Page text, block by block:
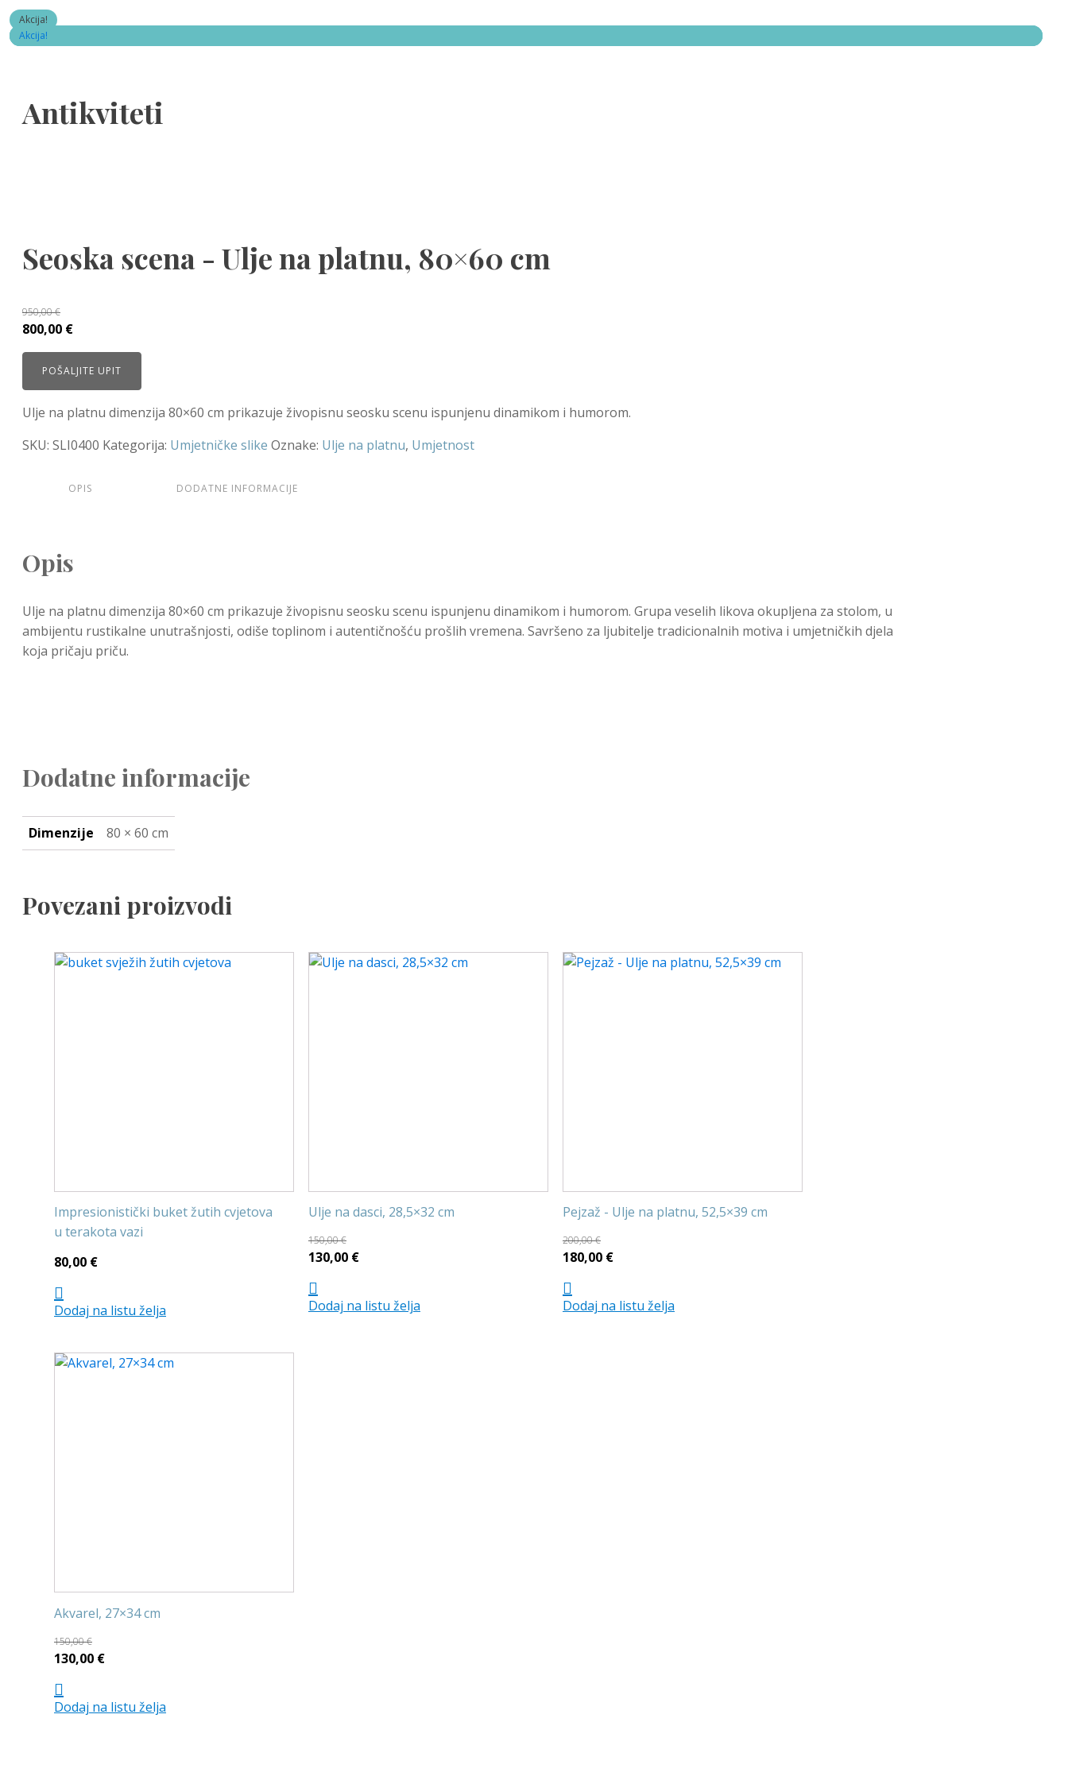
Antikviteti
Akcija!
Seoska scena - Ulje na platnu, 80×60 cm
950,00€
Izvorna
cijena
bila
je:
950,00 €.
800,00 €Trenutna
cijena
je:
800,00 €.
POŠALJITE UPIT
Ulje na platnu dimenzija 80×60 cm prikazuje živopisnu seosku scenu ispunjenu dinamikom i humorom.
SKU: SLI0400 Kategorija: Umjetničke slike Oznake: Ulje na platnu, Umjetnost
OPIS DODATNE INFORMACIJE
Opis
Ulje na platnu dimenzija 80×60 cm prikazuje živopisnu seosku scenu ispunjenu dinamikom i humorom. Grupa veselih likova okupljena za stolom, u
ambijentu rustikalne unutrašnjosti, odiše toplinom i autentičnošću prošlih vremena. Savršeno za ljubitelje tradicionalnih motiva i umjetničkih djela
koja pričaju priču.
Dodatne informacije
Dimenzije 80 × 60 cm
Povezani proizvodi
Impresionistički buket žutih cvjetova
u terakota vazi
80,00 €
Dodaj na listu želja
Akcija!
Ulje na dasci, 28,5×32 cm
150,00€
Izvorna
bila
je:
130,00 €Trenutna
130,00 €.
Dodaj na listu želja
Akcija!
Pejzaž - Ulje na platnu, 52,5×39 cm
200,00€
Izvorna
bila
je:
180,00 €Trenutna
180,00 €.
Dodaj na listu želja
Akcija!
Akvarel, 27×34 cm
150,00€
Izvorna
bila
je:
130,00 €Trenutna
130,00 €.
Dodaj na listu želja